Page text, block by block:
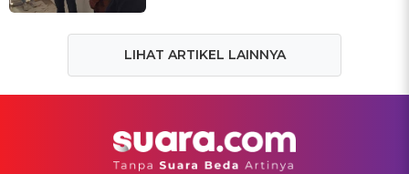
LIHAT ARTIKEL LAINNYA